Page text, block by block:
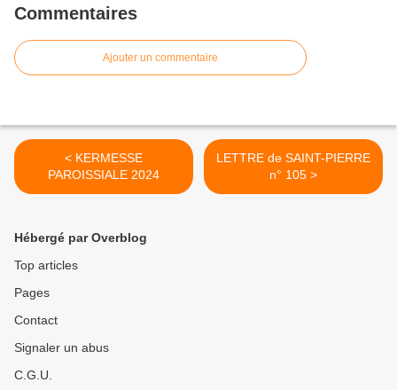
Commentaires
Ajouter un commentaire
< KERMESSE
PAROISSIALE 2024
LETTRE de SAINT-PIERRE
n° 105 >
Hébergé par Overblog
Top articles
Pages
Contact
Signaler un abus
C.G.U.